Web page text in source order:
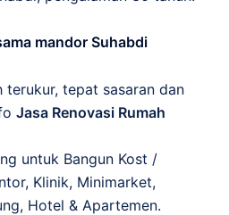
mandor Suhabdi
terukur, tepat sasaran dan
Jasa Renovasi Rumah
untuk Bangun Kost /
Klinik, Minimarket,
Hotel & Apartemen.